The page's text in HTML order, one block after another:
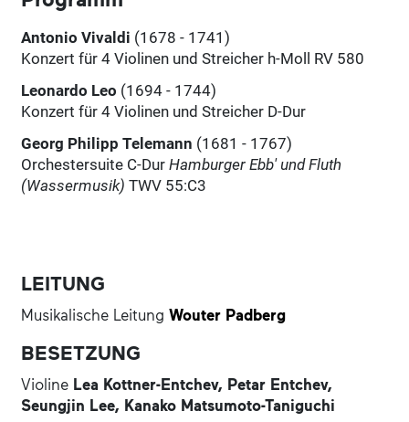
Antonio Vivaldi (1678 - 1741)
Konzert für 4 Violinen und Streicher h-Moll RV 580
Leonardo Leo (1694 - 1744)
Konzert für 4 Violinen und Streicher D-Dur
Georg Philipp Telemann (1681 - 1767)
Orchestersuite C-DurHamburger Ebb' und Fluth
(Wassermusik) TWV 55:C3
LEITUNG
Musikalische Leitung Wouter Padberg
BESETZUNG
Violine Lea Kottner-Entchev, Petar Entchev,
Seungjin Lee, Kanako Matsumoto-Taniguchi